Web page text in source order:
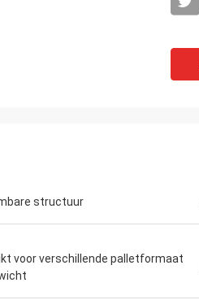
structuur
voor verschillende palletformaat